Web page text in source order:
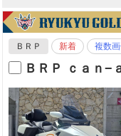
ＢＲＰ 新着 複数
ＢＲＰ ｃａｎ